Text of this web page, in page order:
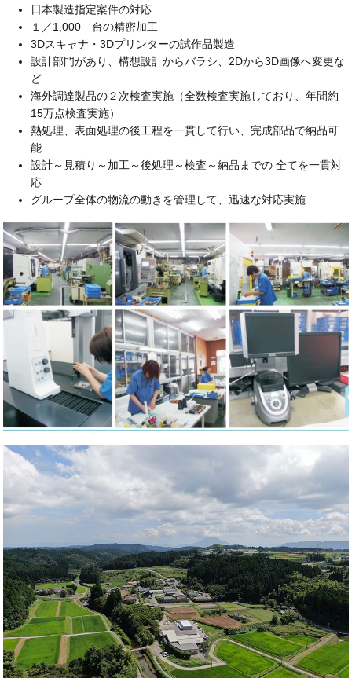
日本製造指定案件の対応
１／1,000 台の精密加工
3Dスキャナ・3Dプリンターの試作品製造
設計部門があり、構想設計からバラシ、2Dから3D画像へ変更な
ど
海外調達製品の２次検査実施（全数検査実施しており、年間約
15万点検査実施）
熱処理、表面処理の後工程を一貫して行い、完成部品で納品可
能
設計～見積り～加工～後処理～検査～納品までの 全てを一貫対
応
グループ全体の物流の動きを管理して、迅速な対応実施